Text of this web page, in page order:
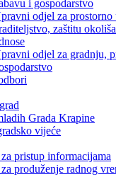
i gospodarstvo
odjel za prostorno
zaštitu
odjel za gradnju,
Grada Krapine
vijeće
pristup informacijama
produženje radnog